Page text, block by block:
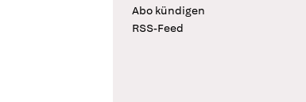
Abo kündigen
RSS-Feed